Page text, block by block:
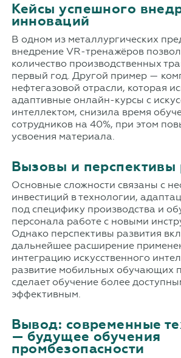
Кейсы успешного
инноваций
В одном из металлургических
внедрение VR-тренажёров
количество производственных
первый год. Другой пример —
нефтегазовой отрасли, которая
адаптивные онлайн-курсы с
интеллектом, снизила время
сотрудников на 40%, при этом
усвоения материала.
Вызовы и перспективы
Основные сложности связаны с
инвестиций в технологии,
под специфику производства и
персонала работе с новыми
Однако перспективы развития
дальнейшее расширение
интеграцию искусственного
развитие мобильных обучающих
сделает обучение более
эффективным.
Вывод: современные
— будущее обучения
промбезопасности